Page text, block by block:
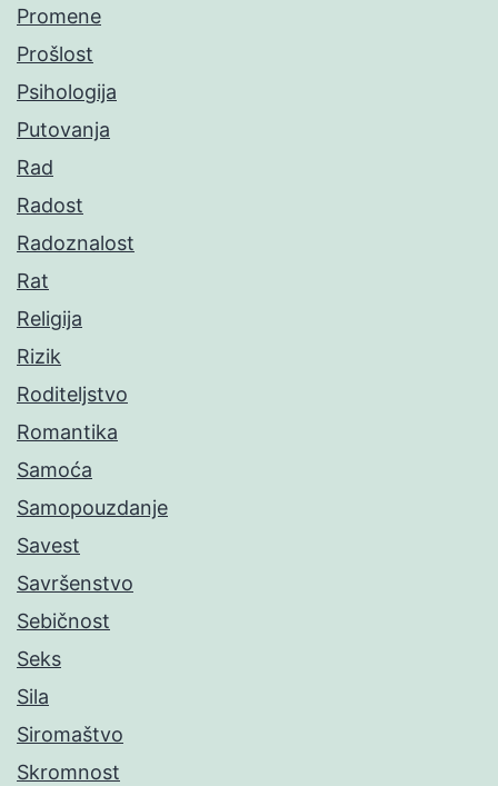
Promene
Prošlost
Psihologija
Putovanja
Rad
Radost
Radoznalost
Rat
Religija
Rizik
Roditeljstvo
Romantika
Samoća
Samopouzdanje
Savest
Savršenstvo
Sebičnost
Seks
Sila
Siromaštvo
Skromnost